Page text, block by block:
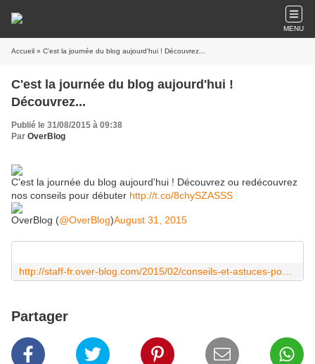
MENU
Accueil » C'est la journée du blog aujourd'hui ! Découvrez...
C'est la journée du blog aujourd'hui !
Découvrez...
Publié le 31/08/2015 à 09:38
Par OverBlog
C'est la journée du blog aujourd'hui ! Découvrez ou redécouvrez
nos conseils pour débuter http://t.co/8chySZASSS
OverBlog (@OverBlog)August 31, 2015
Partager